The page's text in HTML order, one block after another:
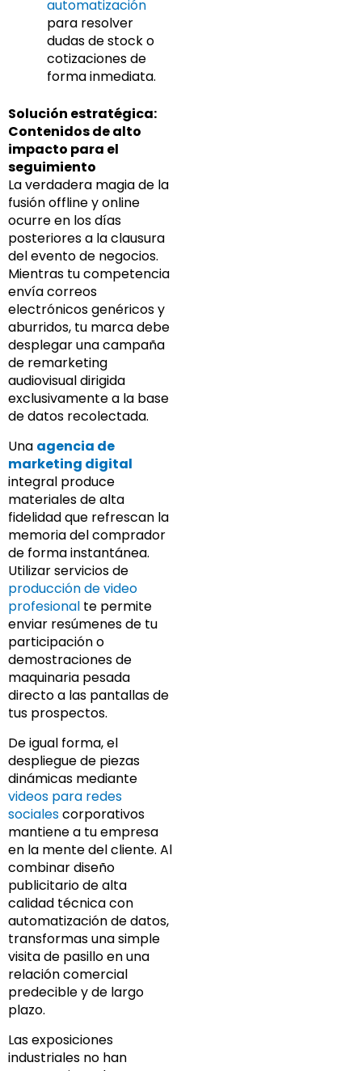
automatización
para resolver
dudas de stock o
cotizaciones de
forma inmediata.
Solución estratégica:
Contenidos de alto
impacto para el
seguimiento
La verdadera magia de la
fusión offline y online
ocurre en los días
posteriores a la clausura
del evento de negocios.
Mientras tu competencia
envía correos
electrónicos genéricos y
aburridos, tu marca debe
desplegar una campaña
de remarketing
audiovisual dirigida
exclusivamente a la base
de datos recolectada.
Una agencia de
marketing digital
integral produce
materiales de alta
fidelidad que refrescan la
memoria del comprador
de forma instantánea.
Utilizar servicios de
producción de video
profesional te permite
enviar resúmenes de tu
participación o
demostraciones de
maquinaria pesada
directo a las pantallas de
tus prospectos.
De igual forma, el
despliegue de piezas
dinámicas mediante
videos para redes
socialescorporativos
mantiene a tu empresa
en la mente del cliente. Al
combinar diseño
publicitario de alta
calidad técnica con
automatización de datos,
transformas una simple
visita de pasillo en una
relación comercial
predecible y de largo
plazo.
Las exposiciones
industriales no han